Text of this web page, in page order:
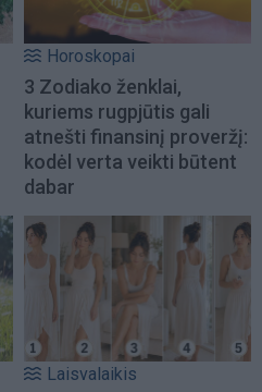
Horoskopai
3 Zodiako ženklai,
kuriems rugpjūtis gali
atnešti finansinį proveržį:
kodėl verta veikti būtent
dabar
Laisvalaikis